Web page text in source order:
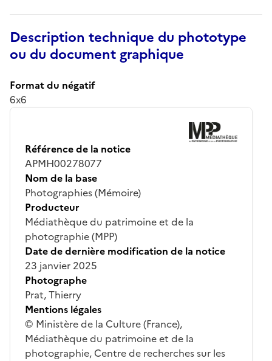
Description technique du phototype
ou du document graphique
Format du négatif
6x6
Référence de la notice
APMH00278077
Nom de la base
Photographies (Mémoire)
Producteur
Médiathèque du patrimoine et de la
photographie (MPP)
Date de dernière modification de la notice
23 janvier 2025
Photographe
Prat, Thierry
Mentions légales
© Ministère de la Culture (France),
Médiathèque du patrimoine et de la
photographie, Centre de recherches sur les